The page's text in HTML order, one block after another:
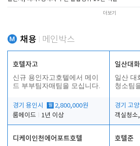
더보기
채용 메인박스
호텔자고
신규 용인자고호텔에서 메이
드 부부팀자매팀을 모십니다.
경기 용인시 월 2,800,000원
룸메이드
1년 이상
일산대
일산 대
청소팀
경기 고양
객실청소
디케이인천에어포트호텔 호텔준